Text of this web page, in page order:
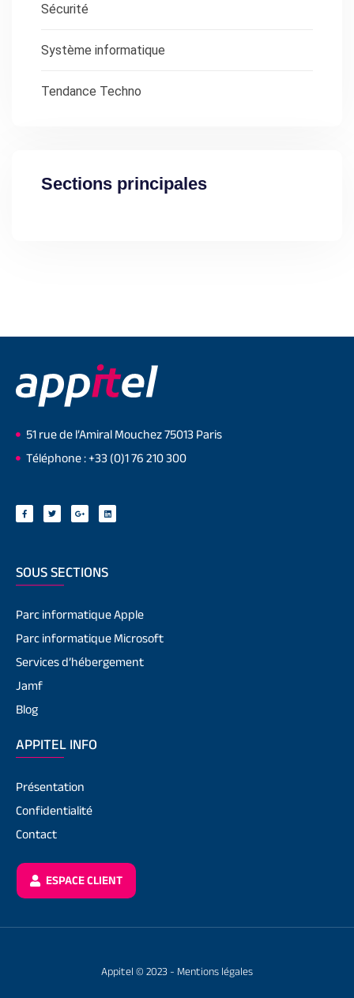
Sécurité
Système informatique
Tendance Techno
Sections principales
51 rue de l’Amiral Mouchez 75013 Paris
Téléphone : +33 (0)1 76 210 300
SOUS SECTIONS
Parc informatique Apple
Parc informatique Microsoft
Services d’hébergement
Jamf
Blog
APPITEL INFO
Présentation
Confidentialité
Contact
ESPACE CLIENT
Appitel © 2023 - Mentions légales